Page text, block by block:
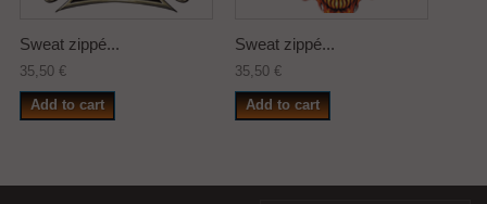
Sweat zippé...
35,50 €
Add to cart
Sweat zippé...
35,50 €
Add to cart